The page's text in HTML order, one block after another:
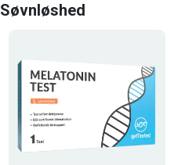
Søvnløshed